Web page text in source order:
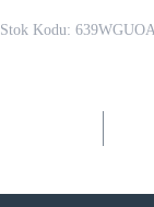
Stok Kodu: